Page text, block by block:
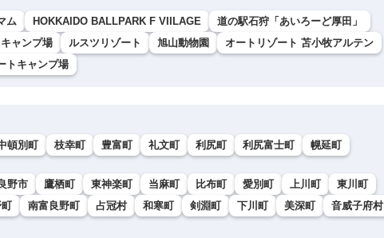
ム HOKKAIDO BALLPARK F VIILAGE
道の駅石狩「あいろーど厚田」
ャンプ場
ルスツリゾート 旭山動物園
オートリゾート 苫小牧アルテン
トキャンプ場
頓別町 枝幸町 豊富町 礼文町 利尻町 利尻富士町 幌延町
野市 鷹栖町 東神楽町 当麻町 比布町 愛別町 上川町
東川町
南富良野町 占冠村 和寒町 剣淵町 下川町 美深町
音威子府村